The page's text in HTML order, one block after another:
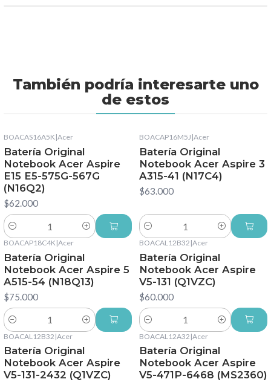
También podría interesarte uno
de estos
BOACAS16A5K|Acer
Batería Original
Notebook Acer Aspire
E15 E5-575G-567G
(N16Q2)
$62.000
Cantidad
BOACAP16M5J |Acer
Batería Original
Notebook Acer Aspire 3
A315-41 (N17C4)
$63.000
Cantidad
BOACAP18C4K|Acer
Batería Original
Notebook Acer Aspire 5
A515-54 (N18Q13)
$75.000
Cantidad
BOACAL12B32 |Acer
Batería Original
Notebook Acer Aspire
V5-131 (Q1VZC)
$60.000
Cantidad
BOACAL12B32 |Acer
Batería Original
Notebook Acer Aspire
V5-131-2432 (Q1VZC)
BOACAL12A32 |Acer
Batería Original
Notebook Acer Aspire
V5-471P-6468 (MS2360)